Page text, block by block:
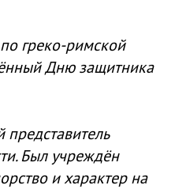
греко-римской
Дню защитника
Был учреждён
и характер на